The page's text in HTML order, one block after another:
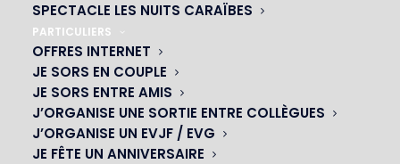
SPECTACLE LES NUITS CARAÏBES
PARTICULIERS
OFFRES INTERNET
JE SORS EN COUPLE
JE SORS ENTRE AMIS
J’ORGANISE UNE SORTIE ENTRE COLLÈGUES
J’ORGANISE UN EVJF / EVG
JE FÊTE UN ANNIVERSAIRE